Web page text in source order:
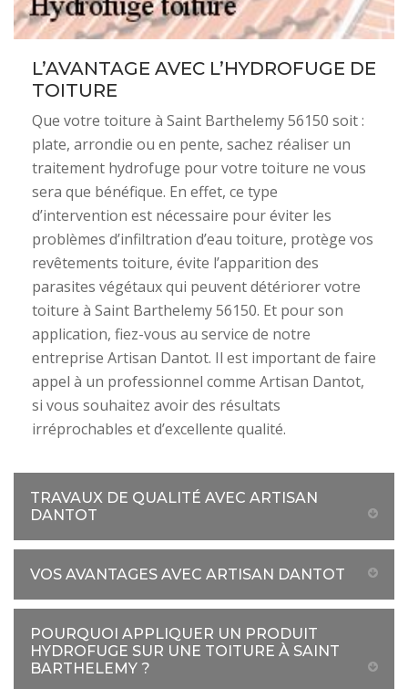
L’AVANTAGE AVEC L’HYDROFUGE DE
TOITURE
Que votre toiture à Saint Barthelemy 56150 soit :
plate, arrondie ou en pente, sachez réaliser un
traitement hydrofuge pour votre toiture ne vous
sera que bénéfique. En effet, ce type
d’intervention est nécessaire pour éviter les
problèmes d’infiltration d’eau toiture, protège vos
revêtements toiture, évite l’apparition des
parasites végétaux qui peuvent détériorer votre
toiture à Saint Barthelemy 56150. Et pour son
application, fiez-vous au service de notre
entreprise Artisan Dantot. Il est important de faire
appel à un professionnel comme Artisan Dantot,
si vous souhaitez avoir des résultats
irréprochables et d’excellente qualité.
TRAVAUX DE QUALITÉ AVEC ARTISAN
DANTOT
VOS AVANTAGES AVEC ARTISAN DANTOT
POURQUOI APPLIQUER UN PRODUIT
HYDROFUGE SUR UNE TOITURE À SAINT
BARTHELEMY ?